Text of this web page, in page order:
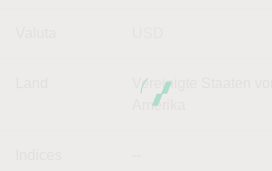
Vereinigte Staaten von
Amerika